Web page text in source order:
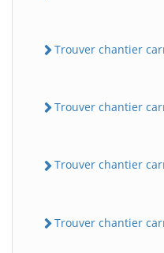
Trouver chantier
Trouver chantier
Trouver chantier
Trouver chantier